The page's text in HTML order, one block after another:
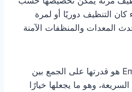
كان التنظيف دوريًا أو لمرة
المعدات والمنظفات الآمنة
ما يميز Emirates Clean هو قدرتها على الجمع بين
وهو ما يجعلها خيارًا